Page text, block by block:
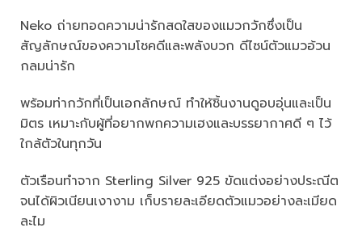
Neko ถ่ายทอดความน่ารักสดใสของแมวกวักซึ่งเป็น
สัญลักษณ์ของความโชคดีและพลังบวก ดีไซน์ตัวแมวอ้วน
กลมน่ารัก
พร้อมท่ากวักที่เป็นเอกลักษณ์ ทำให้ชิ้นงานดูอบอุ่นและเป็น
มิตร เหมาะกับผู้ที่อยากพกความเฮงและบรรยากาศดี ๆ ไว้
ใกล้ตัวในทุกวัน
ตัวเรือนทำจาก Sterling Silver 925 ขัดแต่งอย่างประณีต
จนได้ผิวเนียนเงางาม เก็บรายละเอียดตัวแมวอย่างละเมียด
ละไม